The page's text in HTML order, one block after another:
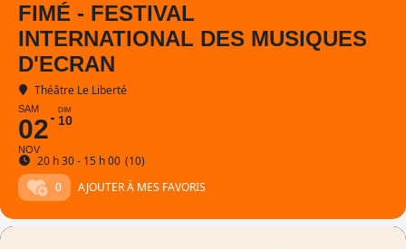
FIMÉ - FESTIVAL
INTERNATIONAL DES MUSIQUES
D'ECRAN
Théâtre Le Liberté
SAM
02
NOV
DIM
10
20 h 30 - 15 h 00 (10)
0
AJOUTER À MES FAVORIS